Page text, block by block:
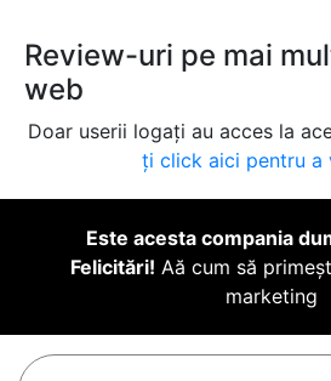
Review-uri pe mai
web
Doar userii logați au acces la
ți click aici pentru a
Este acesta compania
Felicitări! Aă cum să
marketing